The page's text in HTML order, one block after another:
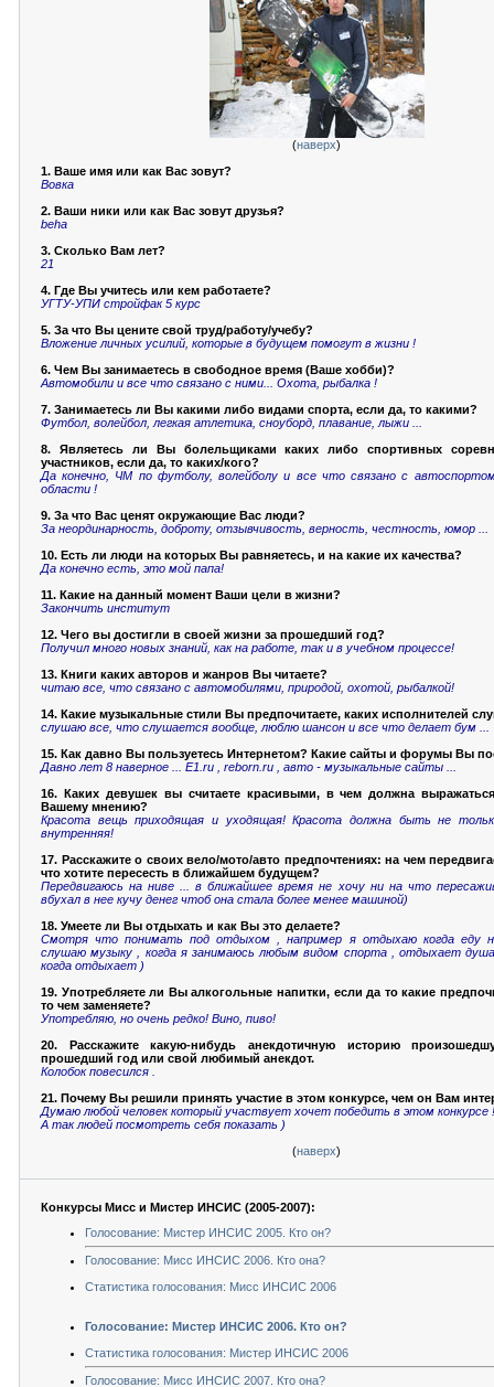
(наверх)
1. Ваше имя или как Вас зовут?
Вовка
2. Ваши ники или как Вас зовут друзья?
beha
3. Сколько Вам лет?
21
4. Где Вы учитесь или кем работаете?
УГТУ-УПИ стройфак 5 курс
5. За что Вы цените свой труд/работу/учебу?
Вложение личных усилий, которые в будущем помогут в жизни !
6. Чем Вы занимаетесь в свободное время (Ваше хобби)?
Автомобили и все что связано с ними... Охота, рыбалка !
7. Занимаетесь ли Вы какими либо видами спорта, если да, то какими?
Футбол, волейбол, легкая атлетика, сноуборд, плавание, лыжи ...
8. Являетесь ли Вы болельщиками каких либо спортивных
участников, если да, то каких/кого?
Да конечно, ЧМ по футболу, волейболу и все что связано с
области !
9. За что Вас ценят окружающие Вас люди?
За неординарность, доброту, отзывчивость, верность, честность, юмор ...
10. Есть ли люди на которых Вы равняетесь, и на какие их качества?
Да конечно есть, это мой папа!
11. Какие на данный момент Ваши цели в жизни?
Закончить институт
12. Чего вы достигли в своей жизни за прошедший год?
Получил много новых знаний, как на работе, так и в учебном процессе!
13. Книги каких авторов и жанров Вы читаете?
читаю все, что связано с автомобилями, природой, охотой, рыбалкой!
14. Какие музыкальные стили Вы предпочитаете, каких исполнителей
слушаю все, что слушается вообще, люблю шансон и все что делает бум ...
15. Как давно Вы пользуетесь Интернетом? Какие сайты и форумы Вы
Давно лет 8 наверное ... Е1.ru , reborn.ru , авто - музыкальные сайты ...
16. Каких девушек вы считаете красивыми, в чем должна
Вашему мнению?
Красота вещь приходящая и уходящая! Красота должна быть не
внутренняя!
17. Расскажите о своих вело/мото/авто предпочтениях: на чем
что хотите пересесть в ближайшем будущем?
Передвигаюсь на ниве ... в ближайшее время не хочу ни на что
вбухал в нее кучу денег чтоб она стала более менее машиной)
18. Умеете ли Вы отдыхать и как Вы это делаете?
Смотря что понимать под отдыхом , например я отдыхаю когда еду
слушаю музыку , когда я занимаюсь любым видом спорта , отдыхает
когда отдыхает )
19. Употребляете ли Вы алкогольные напитки, если да то какие
то чем заменяете?
Употребляю, но очень редко! Вино, пиво!
20. Расскажите какую-нибудь анекдотичную историю
прошедший год или свой любимый анекдот.
Колобок повесился .
21. Почему Вы решили принять участие в этом конкурсе, чем он Вам
Думаю любой человек который участвует хочет победить в этом конкурсе !
А так людей посмотреть себя показать )
(наверх)
Конкурсы Мисс и Мистер ИНСИС (2005-2007):
Голосование: Мистер ИНСИС 2005. Кто он?
Голосование: Мисс ИНСИС 2006. Кто она?
Статистика голосования: Мисс ИНСИС 2006
Голосование: Мистер ИНСИС 2006. Кто он?
Статистика голосования: Мистер ИНСИС 2006
Голосование: Мисс ИНСИС 2007. Кто она?